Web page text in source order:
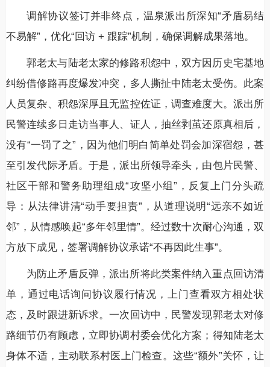
调解协议签订并非终点，温泉派出所深知“矛盾易结
不易解”，优化“回访 + 跟踪”机制，确保调解成果落地。
郭老太与陆老太家的修路积怨中，双方因历史宅基地
纠纷借修路再度爆发冲突，多人撕扯中陆老太受伤。此案
人员复杂、积怨深厚且无监控佐证，调查难度大。派出所
民警连续多日走访当事人、证人，抽丝剥茧还原真相后，
没有“一罚了之”，因为他们明白简单处罚会加深宿怨，甚
至引发代际矛盾。于是，派出所领导牵头，由包片民警、
社区干部和警务助理组成“攻坚小组”，反复上门分头疏
导：从法律讲清“动手要担责”，从道理说明“远亲不如近
邻”，从情感唤起“多年邻里情”。经过数十次耐心沟通，双
方放下成见，签署调解协议承诺“不再因此生事”。
为防止矛盾反弹，派出所将此类案件纳入重点回访清
单，通过电话询问协议履行情况，上门查看双方相处状
态，及时跟进新诉求。一次回访中，民警发现郭老太对修
路细节仍有顾虑，立即协调村委会优化方案；得知陆老太
身体不适，主动联系村医上门检查。这些“额外”关怀，让